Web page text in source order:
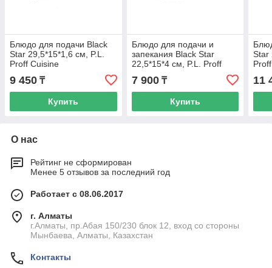
Блюдо для подачи Black
Star 29,5*15*1,6 см, P.L.
Proff Cuisine
9 450 ₸
Купить
Блюдо для подачи и
запекания Black Star
22,5*15*4 см, P.L. Proff
7 900₸
Купить
Star
11
О нас
Рейтинг не сформирован
Менее 5 отзывов за последний год
Работает с 08.06.2017
г. Алматы
г.Алматы, пр.Абая 150/230 блок 12, вход со стороны
Мынбаева, Алматы, Казахстан
Контакты